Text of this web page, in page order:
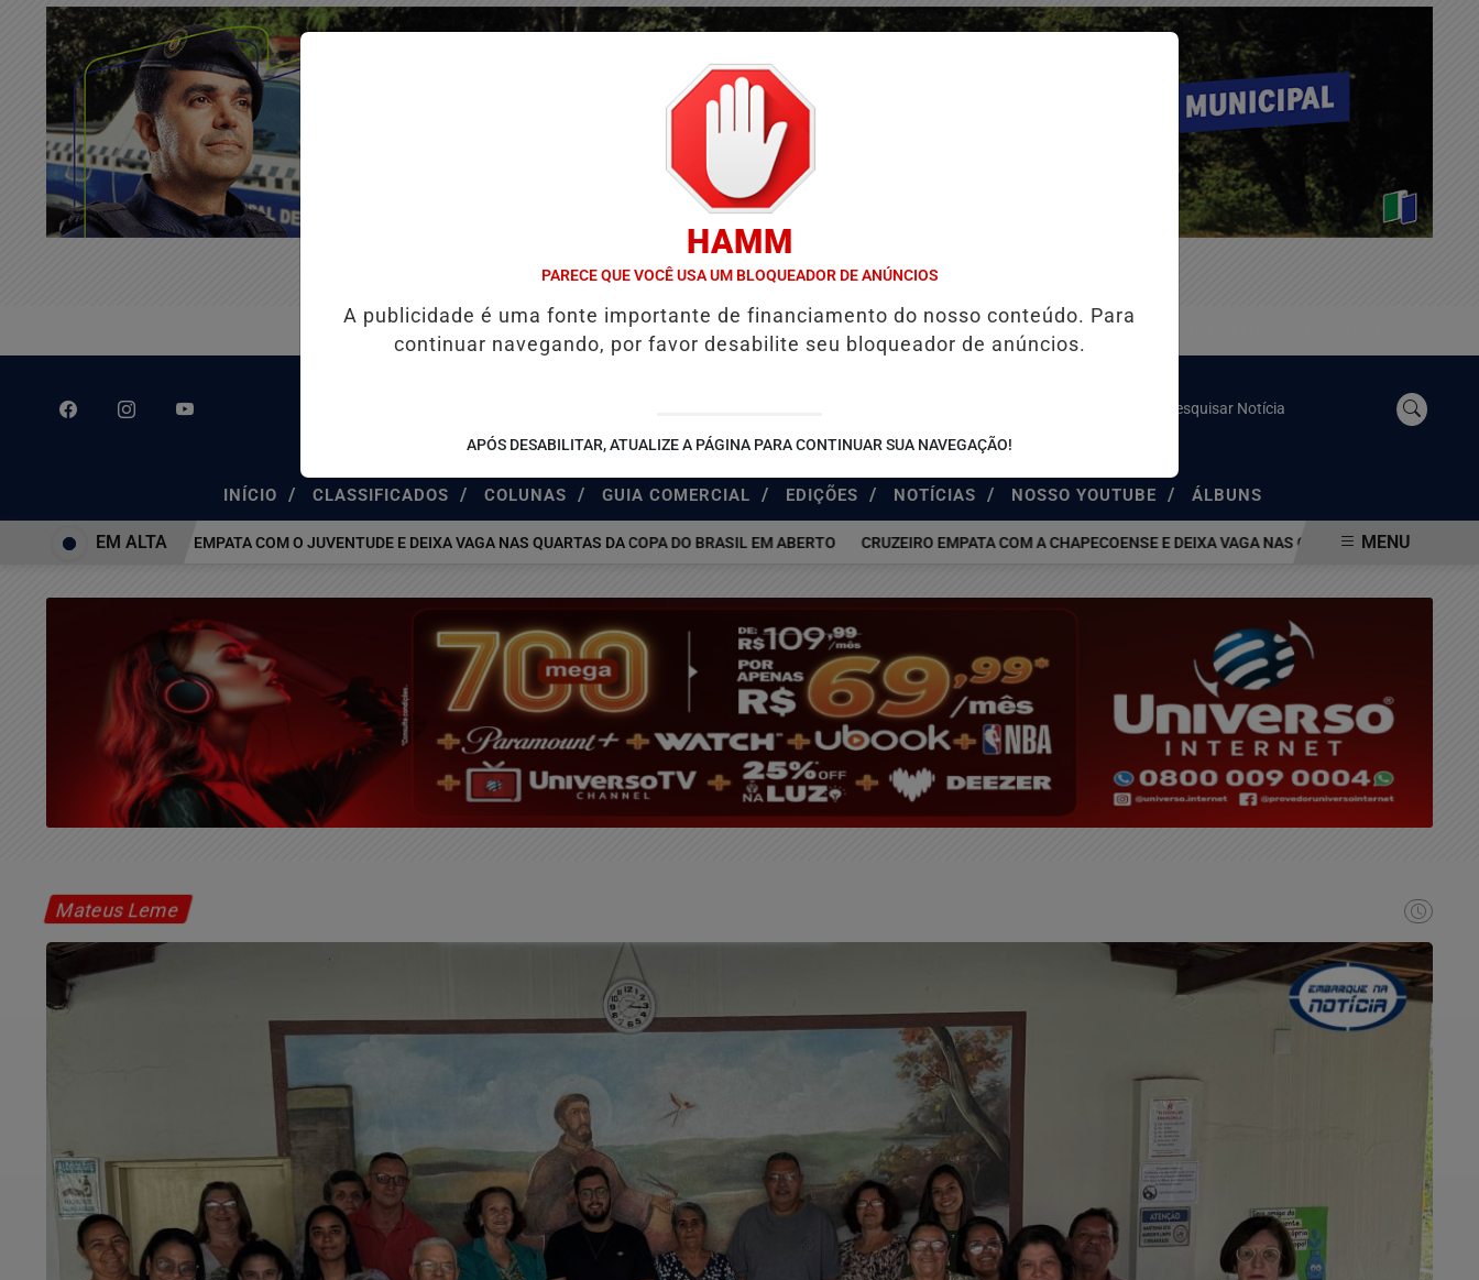
Pesquisar Notícia
INÍCIO / CLASSIFICADOS / COLUNAS / GUIA COMERCIAL / EDIÇÕES / NOTÍCIAS / NOSSO YOUTUBE / ÁLBUNS
ATLÉTICO-MG EMPATA COM O JUVENTUDE E DEIXA VAGA NAS QUARTAS DA COPA DO BRASIL EM ABERTO CRUZEIRO EMPATA COM A CHAPECOENSE E DEIXA VAGA NAS QUARTAS DA COPA DO BRASIL
EM ALTA MENU
Mateus Leme
HAMM
PARECE QUE VOCÊ USA UM BLOQUEADOR DE ANÚNCIOS
A publicidade é uma fonte importante de financiamento do nosso conteúdo. Para
continuar navegando, por favor desabilite seu bloqueador de anúncios.
APÓS DESABILITAR, ATUALIZE A PÁGINA PARA CONTINUAR SUA NAVEGAÇÃO!